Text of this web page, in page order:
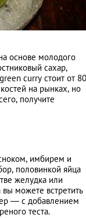
основе молодого
сахар,
curry стоит от 80
на рынках, но
получите
имбирем и
половинкой яйца
желудка или
можете встретить
― с добавлением
теста.